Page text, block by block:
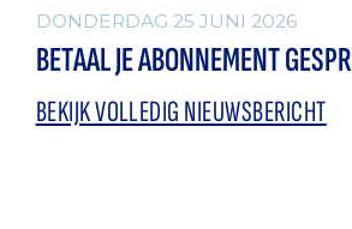
DONDERDAG 25 JUNI 2026
BETAAL JE ABONNEMENT
BEKIJK VOLLEDIG NIEUWSBERICHT